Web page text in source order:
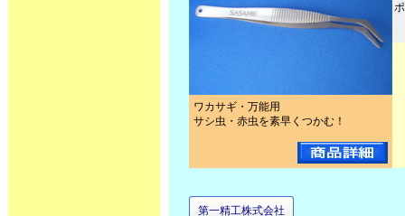
ワカサギ・万能用
サシ虫・赤虫を素早くつかむ！
第一精工株式会社